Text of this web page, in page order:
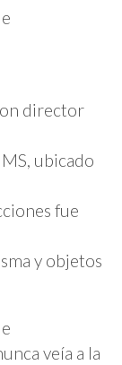
director
ubicado
fue
y objetos
veía a la